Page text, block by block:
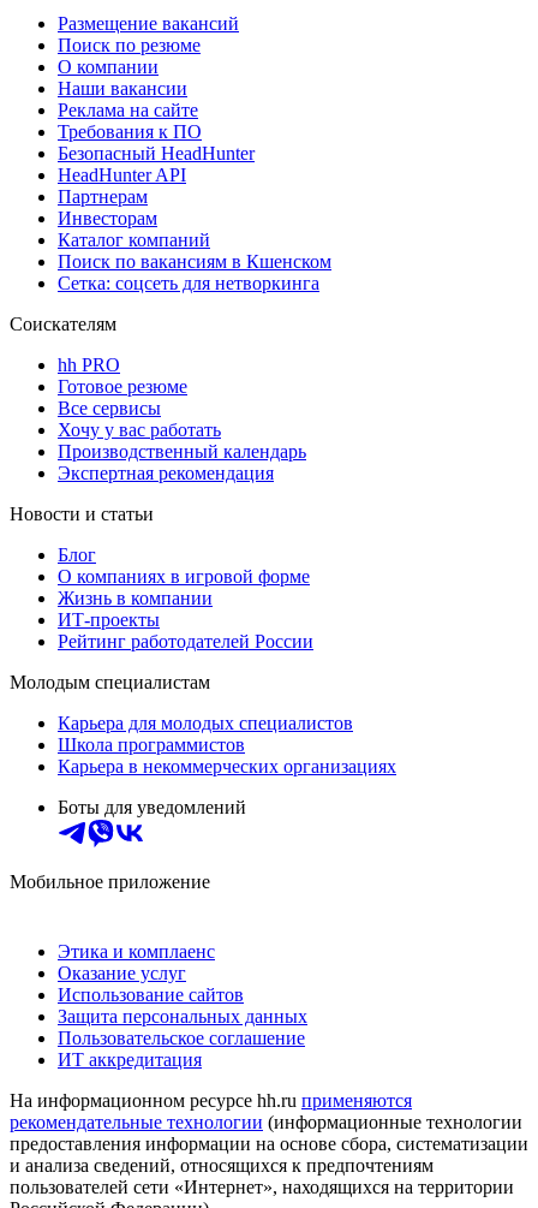
Размещение вакансий
Поиск по резюме
О компании
Наши вакансии
Реклама на сайте
Требования к ПО
Безопасный HeadHunter
HeadHunter API
Партнерам
Инвесторам
Каталог компаний
Поиск по вакансиям в Кшенском
Сетка: соцсеть для нетворкинга
Соискателям
hh PRO
Готовое резюме
Все сервисы
Хочу у вас работать
Производственный календарь
Экспертная рекомендация
Новости и статьи
Блог
О компаниях в игровой форме
Жизнь в компании
ИТ-проекты
Рейтинг работодателей России
Молодым специалистам
Карьера для молодых специалистов
Школа программистов
Карьера в некоммерческих организациях
Боты для уведомлений
Мобильное приложение
Этика и комплаенс
Оказание услуг
Использование сайтов
Защита персональных данных
Пользовательское соглашение
ИТ аккредитация
На информационном ресурсе hh.ru применяются
рекомендательные технологии (информационные технологии
предоставления информации на основе сбора, систематизации
и анализа сведений, относящихся к предпочтениям
пользователей сети «Интернет», находящихся на территории